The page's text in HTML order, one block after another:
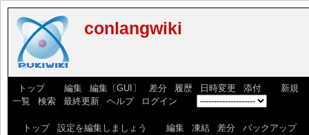
conlangwiki
トップ] [ 編集| 編集〔GUI〕 差分 履歴| 日時変更 添付] [ 新規
一覧
検索| 最終更新| ヘルプ| ログイン
トップ| 設定を編集しましょう 編集| 凍結| 差分 バックアップ|